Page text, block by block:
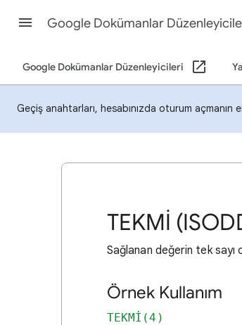
Google Dokümanlar
Google Dokümanlar Düzenleyicileri
Geçiş anahtarları, hesabınızda oturum
TEKMİ
Sağlanan değerin tek sayı
Örnek Kullanım
TEKMİ(4)